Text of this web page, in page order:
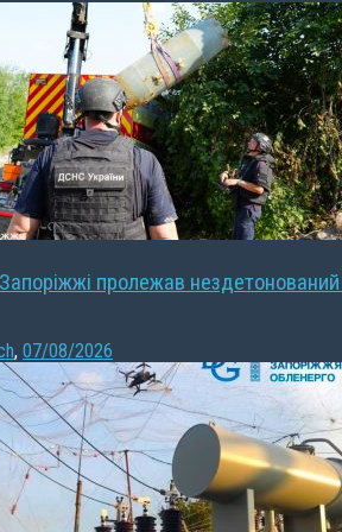
пролежав
, 07/08/2026